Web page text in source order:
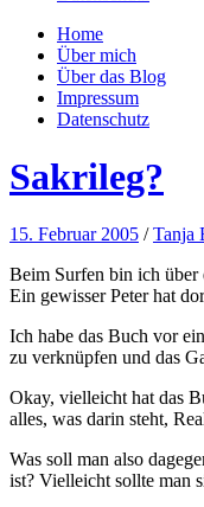
Home
Über mich
Über das Blog
Impressum
Datenschutz
Sakrileg?
15. Februar 2005 /Tanja
Beim Surfen bin ich über
Ein gewisser Peter hat
Ich habe das Buch vor
zu verknüpfen und das
Okay, vielleicht hat das
alles, was darin steht,
Was soll man also
ist? Vielleicht sollte man